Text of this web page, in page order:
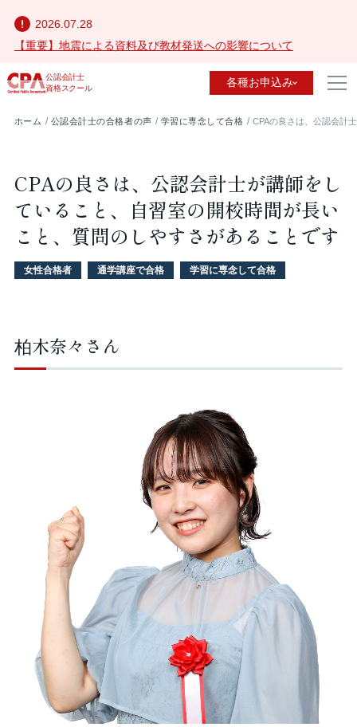
2026.07.28
【重要】地震による資料及び教材発送への影響について
公認会計士
資格スクール
各種お申込み
ホーム 公認会計士の合格者の声 学習に専念して合格 CPAの良さは、公認会計
CPAの良さは、公認会計士が講師をし
ていること、自習室の開校時間が長い
こと、質問のしやすさがあることです
女性合格者 通学講座で合格 学習に専念して合格
柏木奈々さん